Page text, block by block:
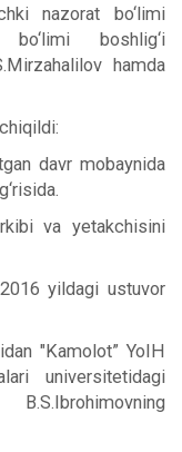
nazorat bo‘limi
bo‘limi boshlig‘i
hamda
davr mobaynida
va yetakchisini
yildagi ustuvor
"Kamolot” YoIH
universitetidagi